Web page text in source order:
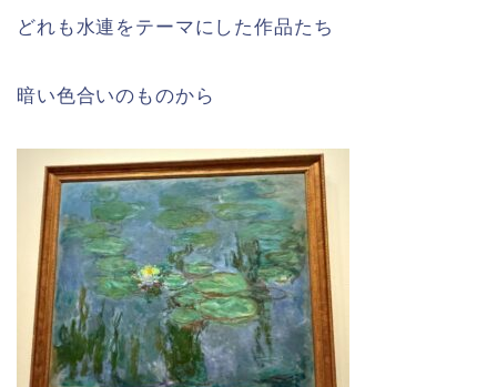
どれも水連をテーマにした作品たち
暗い色合いのものから